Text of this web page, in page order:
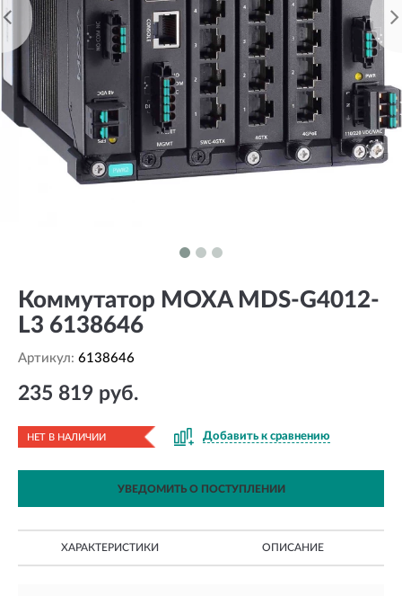
Коммутатор MOXA MDS-G4012-
L3 6138646
Артикул: 6138646
235 819 руб.
НЕТ В НАЛИЧИИ Добавить к сравнению
УВЕДОМИТЬ О ПОСТУПЛЕНИИ
ХАРАКТЕРИСТИКИ ОПИСАНИЕ